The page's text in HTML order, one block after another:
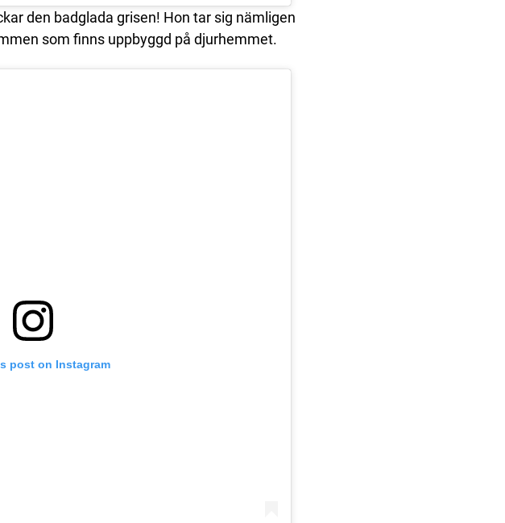
den badglada grisen! Hon tar sig nämligen
som finns uppbyggd på djurhemmet.
post on Instagram